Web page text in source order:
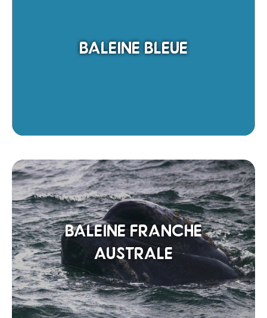
BALEINE BLEUE
BALEINE FRANCHE
AUSTRALE